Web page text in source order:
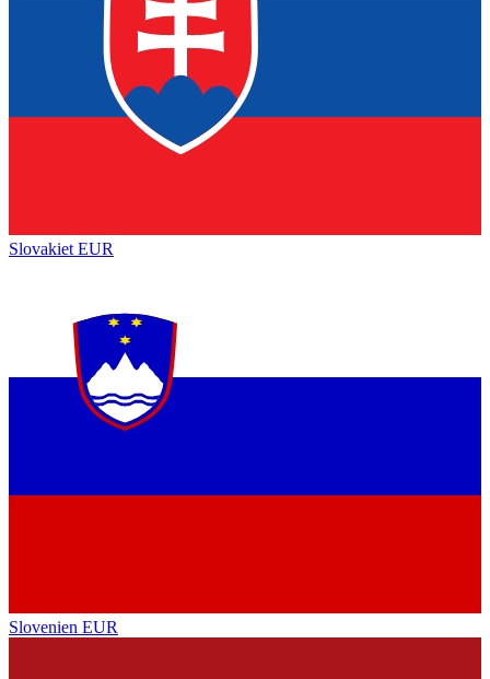
Slovakiet EUR
Slovenien EUR